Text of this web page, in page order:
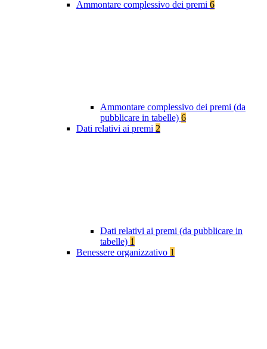
Ammontare complessivo dei premi 6
Ammontare complessivo dei premi (da
pubblicare in tabelle) 6
Dati relativi ai premi 2
Dati relativi ai premi (da pubblicare in
tabelle) 1
Benessere organizzativo 1